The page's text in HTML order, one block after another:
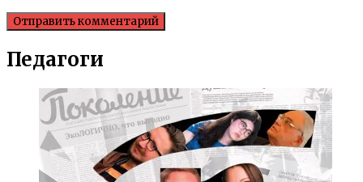
Педагоги